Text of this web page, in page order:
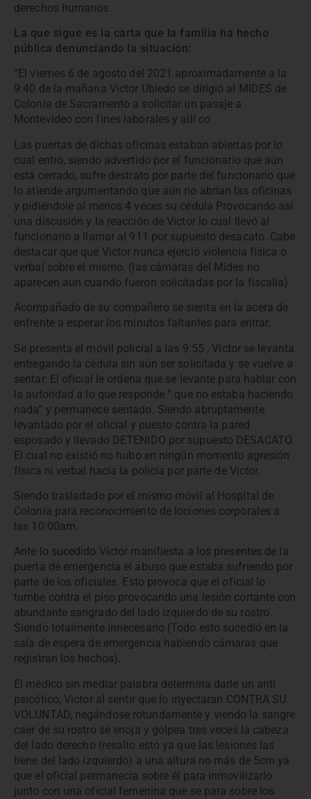
derechos humanos.
La que sigue es la carta que la familia ha hecho
pública denunciando la situación:
“El viernes 6 de agosto del 2021 aproximadamente a la
9:40 de la mañana Victor Ubiedo se dirigió al MIDES de
Colonia de Sacramento a solicitar un pasaje a
Montevideo con fines laborales y allí co
Las puertas de dichas oficinas estaban abiertas por lo
cual entró, siendo advertido por el funcionario que aún
está cerrado, sufre destrato por parte del funcionario que
lo atiende argumentando que aún no abrían las oficinas
y pidiéndole al menos 4 veces su cédula Provocando así
una discusión y la reacción de Victor lo cual llevó al
funcionario a llamar al 911 por supuesto desacato. Cabe
destacar que que Victor nunca ejerció violencia física o
verbal sobre el mismo. (las cámaras del Mides no
aparecen aun cuando fueron solicitadas por la fiscalía).
Acompañado de su compañero se sienta en la acera de
enfrente a esperar los minutos faltantes para entrar.
Se presenta el móvil policial a las 9:55 , Victor se levanta
entregando la cédula sin aún ser solicitada y se vuelve a
sentar. El oficial le ordena que se levante para hablar con
la autoridad a lo que responde “ que no estaba haciendo
nada” y permanece sentado. Siendo abruptamente
levantado por el oficial y puesto contra la pared
esposado y llevado DETENIDO por supuesto DESACATO.
El cual no existió no hubo en ningún momento agresión
física ni verbal hacia la policía por parte de Victor.
Siendo trasladado por el mismo móvil al Hospital de
Colonia para reconocimiento de lociones corporales a
las 10:00am.
Ante lo sucedido Víctor manifiesta a los presentes de la
puerta de emergencia el abuso que estaba sufriendo por
parte de los oficiales. Esto provoca que el oficial lo
tumbe contra el piso provocando una lesión cortante con
abundante sangrado del lado izquierdo de su rostro.
Siendo totalmente innecesario (Todo esto sucedió en la
sala de espera de emergencia habiendo cámaras que
registran los hechos).
El médico sin mediar palabra determina darle un anti
psicótico, Victor al sentir que lo inyectaran CONTRA SU
VOLUNTAD, negándose rotundamente y viendo la sangre
caer de su rostro se enoja y golpea tres veces la cabeza
del lado derecho (resalto esto ya que las lesiones las
tiene del lado izquierdo) a una altura no más de 5cm ya
que el oficial permanecía sobre él para inmovilizarlo
junto con una oficial femenina que se para sobre los